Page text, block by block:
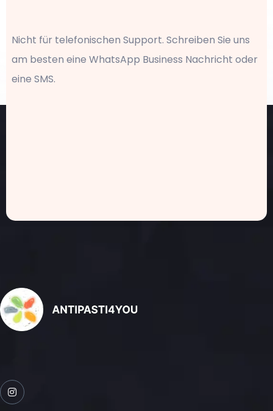
Nicht für telefonischen Support. Schreiben Sie uns
am besten eine WhatsApp Business Nachricht oder
eine SMS.